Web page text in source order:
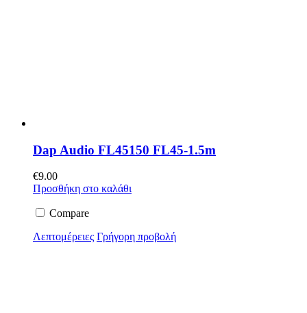
Dap Audio FL45150 FL45-1.5m
€9.00
Προσθήκη στο καλάθι
Compare
Λεπτομέρειες Γρήγορη προβολή